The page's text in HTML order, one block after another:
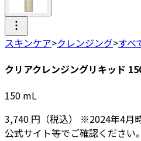
スキンケア>クレンジング>すべ
クリアクレンジングリキッド
150 mL
3,740 円 （税込） ※2024年4月
公式サイト等でご確認ください。